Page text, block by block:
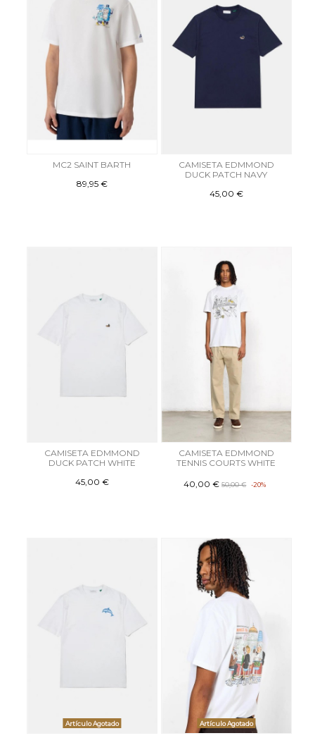
MC2 SAINT BARTH
89,95 €
CAMISETA EDMMOND
DUCK PATCH NAVY
45,00 €
CAMISETA EDMMOND
DUCK PATCH WHITE
45,00 €
CAMISETA EDMMOND
TENNIS COURTS WHITE
40,00 € 50,00 € -20%
Artículo Agotado Artículo Agotado